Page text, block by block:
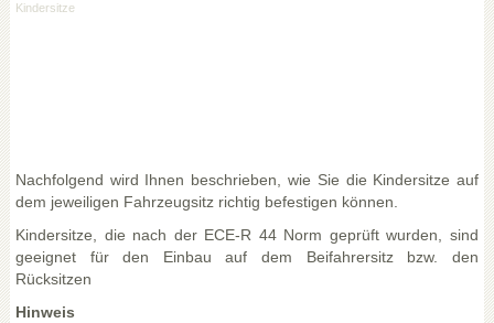
Kindersitze
Nachfolgend wird Ihnen beschrieben, wie Sie die Kindersitze auf
dem jeweiligen Fahrzeugsitz richtig befestigen können.
Kindersitze, die nach der ECE-R 44 Norm geprüft wurden, sind
geeignet für den Einbau auf dem Beifahrersitz bzw. den
Rücksitzen
Hinweis